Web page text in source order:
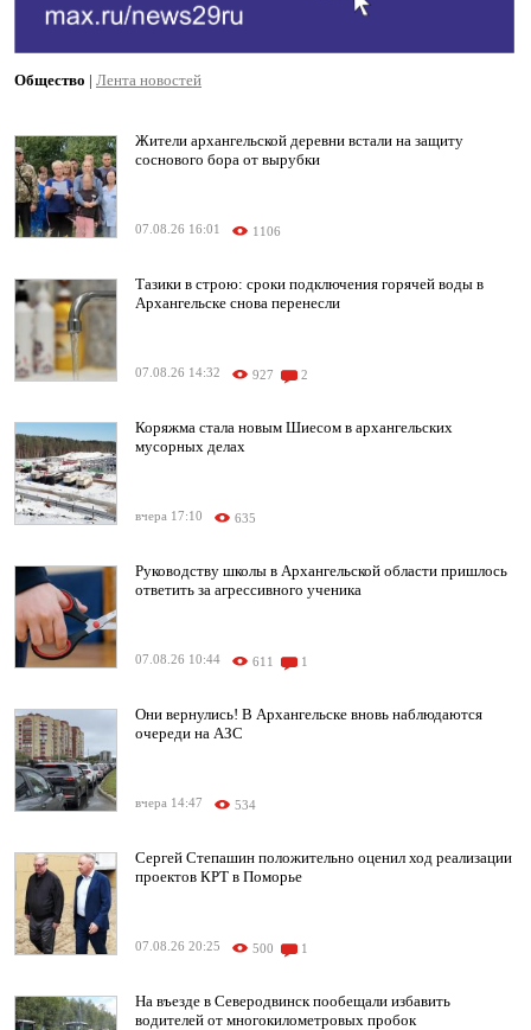
Общество | Лента новостей
Жители архангельской деревни встали на защиту
соснового бора от вырубки
07.08.26 16:01 1106
Тазики в строю: сроки подключения горячей воды в
Архангельске снова перенесли
07.08.26 14:32 927 2
Коряжма стала новым Шиесом в архангельских
мусорных делах
вчера 17:10 635
Руководству школы в Архангельской области пришлось
ответить за агрессивного ученика
07.08.26 10:44 611 1
Они вернулись! В Архангельске вновь наблюдаются
очереди на АЗС
вчера 14:47 534
Сергей Степашин положительно оценил ход реализации
проектов КРТ в Поморье
07.08.26 20:25 500 1
На въезде в Северодвинск пообещали избавить
водителей от многокилометровых пробок